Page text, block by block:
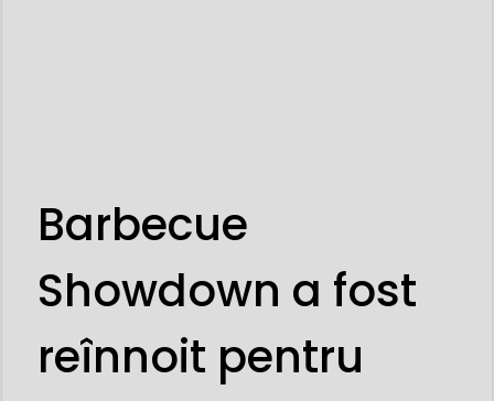
Barbecue
Showdown a fost
reînnoit pentru